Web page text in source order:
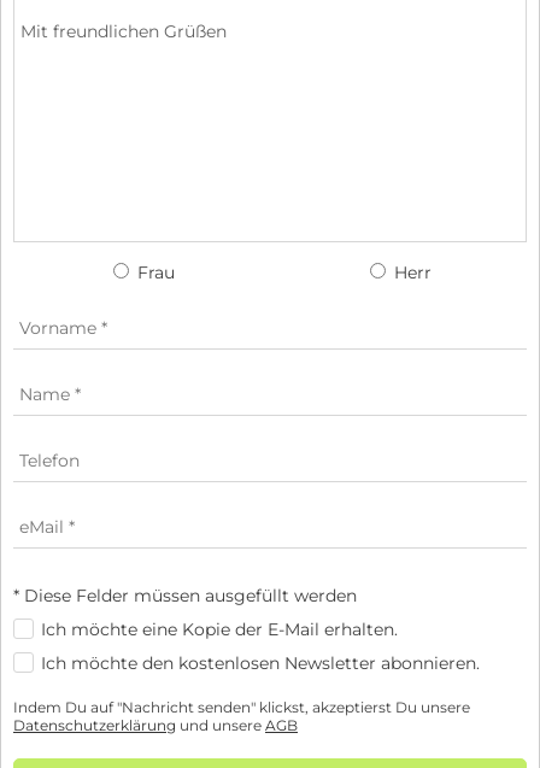
Frau Herr
* Diese Felder müssen ausgefüllt werden
Ich möchte eine Kopie der E-Mail erhalten.
Ich möchte den kostenlosen Newsletter abonnieren.
Indem Du auf "Nachricht senden" klickst, akzeptierst Du unsere
Datenschutzerklärung und unsere AGB